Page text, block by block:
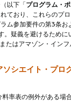
以下「プログラム・
ており、これらのプ
ム参加要件の第3条
疑義を避けるため
たはアマゾン・イン
ソシエイト・プロ
料率表の例外がある